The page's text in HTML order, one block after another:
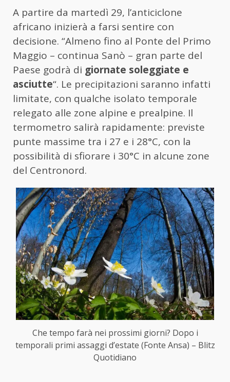
A partire da martedì 29, l’anticiclone
africano inizierà a farsi sentire con
decisione. “Almeno fino al Ponte del Primo
Maggio – continua Sanò – gran parte del
Paese godrà di giornate soleggiate e
asciutte“. Le precipitazioni saranno infatti
limitate, con qualche isolato temporale
relegato alle zone alpine e prealpine. Il
termometro salirà rapidamente: previste
punte massime tra i 27 e i 28°C, con la
possibilità di sfiorare i 30°C in alcune zone
del Centronord.
Che tempo farà nei prossimi giorni? Dopo i
temporali primi assaggi d’estate (Fonte Ansa) – Blitz
Quotidiano